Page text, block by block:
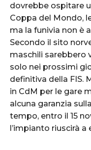
dovrebbe ospitare
Coppa del Mondo,
ma la funivia non è
Secondo il sito
maschili sarebbero
solo nei prossimi
definitiva della FIS.
in CdM per le gare
alcuna garanzia
tempo, entro il 15
l’impianto riuscirà a